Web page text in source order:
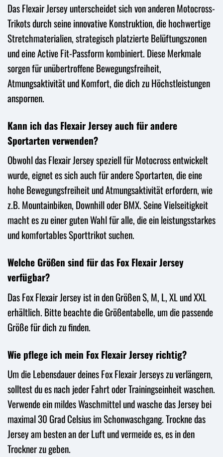
Das Flexair Jersey unterscheidet sich von anderen Motocross-
Trikots durch seine innovative Konstruktion, die hochwertige
Stretchmaterialien, strategisch platzierte Belüftungszonen
und eine Active Fit-Passform kombiniert. Diese Merkmale
sorgen für unübertroffene Bewegungsfreiheit,
Atmungsaktivität und Komfort, die dich zu Höchstleistungen
anspornen.
Kann ich das Flexair Jersey auch für andere
Sportarten verwenden?
Obwohl das Flexair Jersey speziell für Motocross entwickelt
wurde, eignet es sich auch für andere Sportarten, die eine
hohe Bewegungsfreiheit und Atmungsaktivität erfordern, wie
z.B. Mountainbiken, Downhill oder BMX. Seine Vielseitigkeit
macht es zu einer guten Wahl für alle, die ein leistungsstarkes
und komfortables Sporttrikot suchen.
Welche Größen sind für das Fox Flexair Jersey
verfügbar?
Das Fox Flexair Jersey ist in den Größen S, M, L, XL und XXL
erhältlich. Bitte beachte die Größentabelle, um die passende
Größe für dich zu finden.
Wie pflege ich mein Fox Flexair Jersey richtig?
Um die Lebensdauer deines Fox Flexair Jerseys zu verlängern,
solltest du es nach jeder Fahrt oder Trainingseinheit waschen.
Verwende ein mildes Waschmittel und wasche das Jersey bei
maximal 30 Grad Celsius im Schonwaschgang. Trockne das
Jersey am besten an der Luft und vermeide es, es in den
Trockner zu geben.